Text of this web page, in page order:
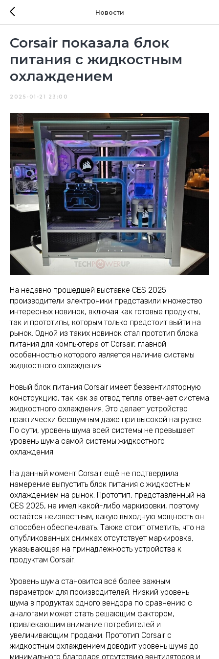
Новости
Corsair показала блок
питания с жидкостным
охлаждением
2025-01-21 23:00
На недавно прошедшей выставке CES 2025
производители электроники представили множество
интересных новинок, включая как готовые продукты,
так и прототипы, которым только предстоит выйти на
рынок. Одной из таких новинок стал прототип блока
питания для компьютера от Corsair, главной
особенностью которого является наличие системы
жидкостного охлаждения.
Новый блок питания Corsair имеет безвентиляторную
конструкцию, так как за отвод тепла отвечает система
жидкостного охлаждения. Это делает устройство
практически бесшумным даже при высокой нагрузке.
По сути, уровень шума всей системы не превышает
уровень шума самой системы жидкостного
охлаждения.
На данный момент Corsair ещё не подтвердила
намерение выпустить блок питания с жидкостным
охлаждением на рынок. Прототип, представленный на
CES 2025, не имел какой-либо маркировки, поэтому
остаётся неизвестным, какую выходную мощность он
способен обеспечивать. Также стоит отметить, что на
опубликованных снимках отсутствует маркировка,
указывающая на принадлежность устройства к
продуктам Corsair.
Уровень шума становится всё более важным
параметром для производителей. Низкий уровень
шума в продуктах одного вендора по сравнению с
аналогами может стать решающим фактором,
привлекающим внимание потребителей и
увеличивающим продажи. Прототип Corsair с
жидкостным охлаждением доводит уровень шума до
минимального благодаря отсутствию вентиляторов и